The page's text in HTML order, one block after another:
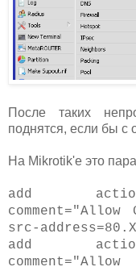
После таких
поднятся, если бы с
На Mikrotik'е это
add
src-
add